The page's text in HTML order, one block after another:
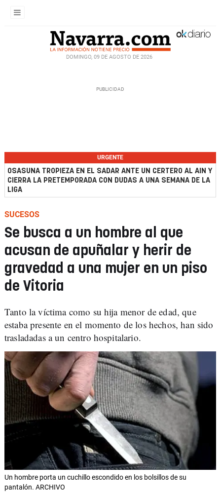
DOMINGO, 09 DE AGOSTO DE 2026
URGENTE
OSASUNA TROPIEZA EN EL SADAR ANTE UN CERTERO AL AIN Y
CIERRA LA PRETEMPORADA CON DUDAS A UNA SEMANA DE LA
LIGA
SUCESOS
Se busca a un hombre al que
acusan de apuñalar y herir de
gravedad a una mujer en un piso
de Vitoria
Tanto la víctima como su hija menor de edad, que
estaba presente en el momento de los hechos, han sido
trasladadas a un centro hospitalario.
Un hombre porta un cuchillo escondido en los bolsillos de su
pantalón. ARCHIVO